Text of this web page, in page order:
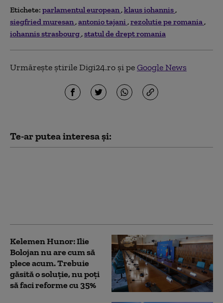
Etichete: parlamentul european klaus iohannis
siegfried muresan antonio tajani rezolutie pe romania
iohannis strasbourg statul de drept romania
Urmărește știrile Digi24.ro și peGoogle News
Te-ar putea interesa și:
Kelemen Hunor: Ilie
Bolojan nu are cum să
plece acum. Trebuie
găsită o soluție, nu poți
să faci reforme cu 35%